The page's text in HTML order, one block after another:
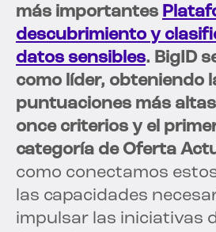
más importantes
descubrimiento y
datos sensibles. BigID
como líder, obteniendo
puntuaciones más
once criterios y el
categoría de Oferta
como conectamos
las capacidades
impulsar las iniciativas